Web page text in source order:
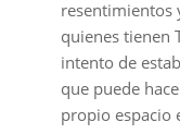
resentimientos
quienes tienen
intento de
que puede
propio espacio